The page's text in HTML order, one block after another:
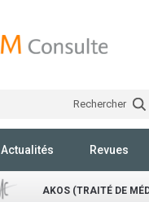
Rechercher
Actualités Revues
AKOS (TRAITÉ DE